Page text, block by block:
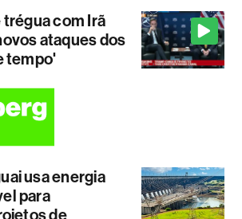
com Irã
ataques dos
tempo'
usa energia
para
de